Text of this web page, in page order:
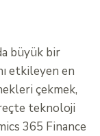
büyük bir
etkileyen en
çekmek,
teknoloji
365 Finance